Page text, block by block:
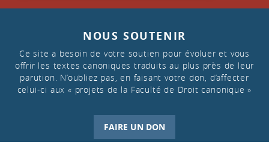
NOUS SOUTENIR
Ce site a besoin de votre soutien pour évoluer et vous
offrir les textes canoniques traduits au plus près de leur
parution. N’oubliez pas, en faisant votre don, d’affecter
celui-ci aux « projets de la Faculté de Droit canonique »
FAIRE UN DON